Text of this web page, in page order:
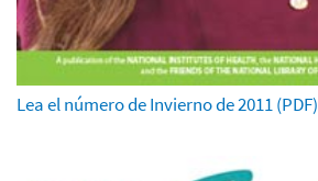
Lea el número de Invierno de 2011 (PDF)